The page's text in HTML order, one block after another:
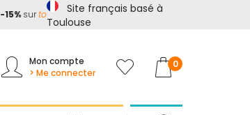
surtout le site* avec le codeETE15
Site français basé à
Toulouse
Mon compte
> Me connecter
Mon panier
0